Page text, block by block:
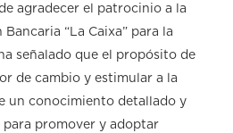
agradecer el patrocinio a la
“La Caixa” para la
señalado que el propósito de
de cambio y estimular a la
un conocimiento detallado y
promover y adoptar